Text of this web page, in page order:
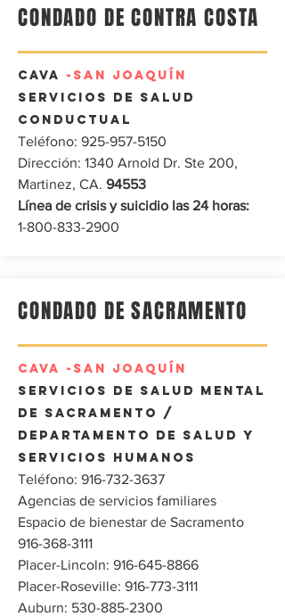
CONDADO DE CONTRA COSTA
CAVA -SAN JOAQUÍN
Servicios de salud
conductual
Teléfono: 925-957-5150
Dirección: 1340 Arnold Dr. Ste 200,
Martinez, CA. ‎94553
Línea de crisis y suicidio las 24 horas:
1-800-833-2900
CONDADO DE SACRAMENTO
CAVA -SAN JOAQUÍN
Servicios de Salud Mental
de Sacramento /
Departamento de Salud y
Servicios Humanos
Teléfono: 916-732-3637
Agencias de servicios familiares
Espacio de bienestar de Sacramento
916-368-3111
Placer-Lincoln: 916-645-8866
Placer-Roseville: 916-773-3111
Auburn: 530-885-2300